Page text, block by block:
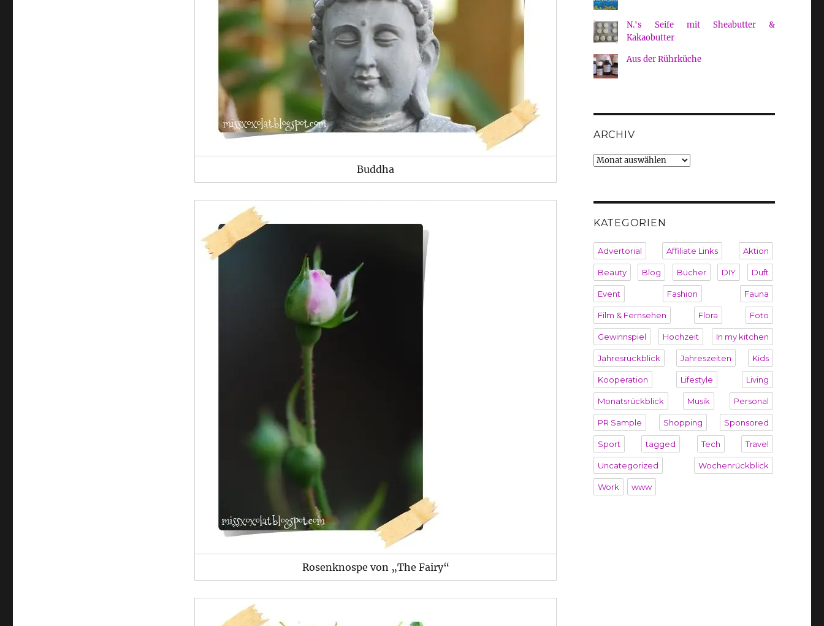
Buddha
Rosenknospe von „The Fairy“
N.'s Seife mit Sheabutter &
Kakaobutter
Aus der Rührküche
ARCHIV
Archiv
KATEGORIEN
Advertorial Affiliate Links Aktion
Beauty Blog Bücher DIY Duft
Event Fashion Fauna
Film & Fernsehen Flora Foto
Gewinnspiel Hochzeit In my kitchen
Jahresrückblick Jahreszeiten Kids
Kooperation Lifestyle Living
Monatsrückblick Musik Personal
PR Sample Shopping Sponsored
Sport tagged Tech Travel
Uncategorized Wochenrückblick
Work www